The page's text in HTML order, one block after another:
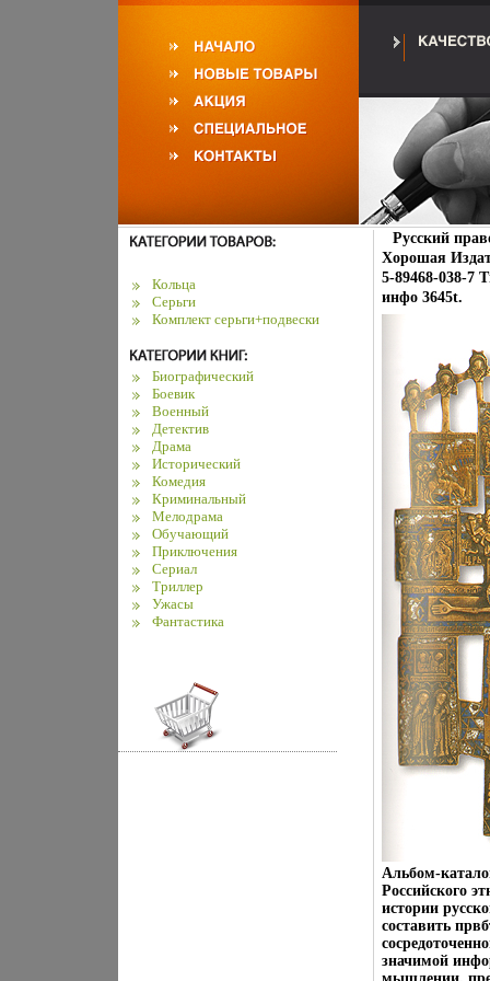
Кольца
Серьги
Комплект серьги+подвески
Биографический
Боевик
Военный
Детектив
Драма
Исторический
Комедия
Криминальный
Мелодрама
Обучающий
Приключения
Сериал
Триллер
Ужасы
Фантастика
Русский
Хорошая
5-89468-038-7
инфо 3645t.
Альбом-
Российского
истории
составить
значимой